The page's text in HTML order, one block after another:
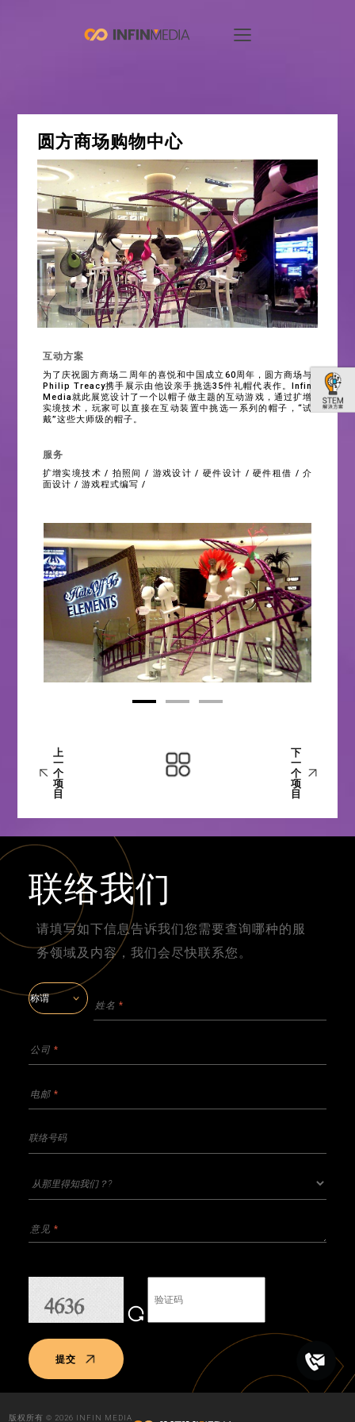
圆方商场购物中心
互动方案
为了庆祝圆方商场二周年的喜悦和中国成立60周年，圆方商场与
Philip Treacy携手展示由他设亲手挑选35件礼帽代表作。Infin
Media就此展览设计了一个以帽子做主题的互动游戏，通过扩增
实境技术，玩家可以直接在互动装置中挑选一系列的帽子，“试
戴”这些大师级的帽子。
服务
扩增实境技术 / 拍照间 / 游戏设计 / 硬件设计 / 硬件租借 / 介
面设计 / 游戏程式编写 /
上
一
个
项
目
下
一
个
项
目
联络我们
请填写如下信息告诉我们您需要查询哪种的服
务领域及内容，我们会尽快联系您。
提交
版权所有 © 2026 INFIN MEDIA